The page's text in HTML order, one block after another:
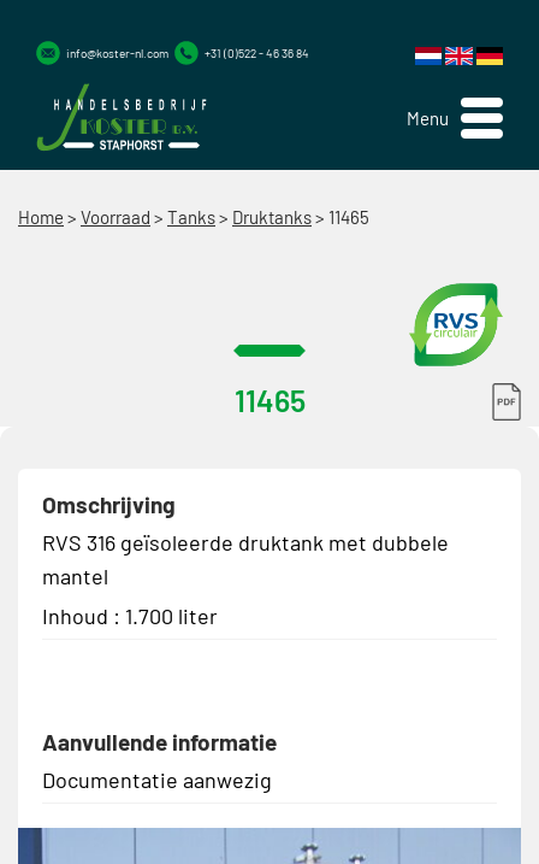
Menu
info@koster-nl.com +31 (0)522 - 46 36 84
Home > Voorraad > Tanks> Druktanks> 11465
11465
Omschrijving
RVS 316 geïsoleerde druktank met dubbele
mantel
Inhoud : 1.700 liter
Aanvullende informatie
Documentatie aanwezig